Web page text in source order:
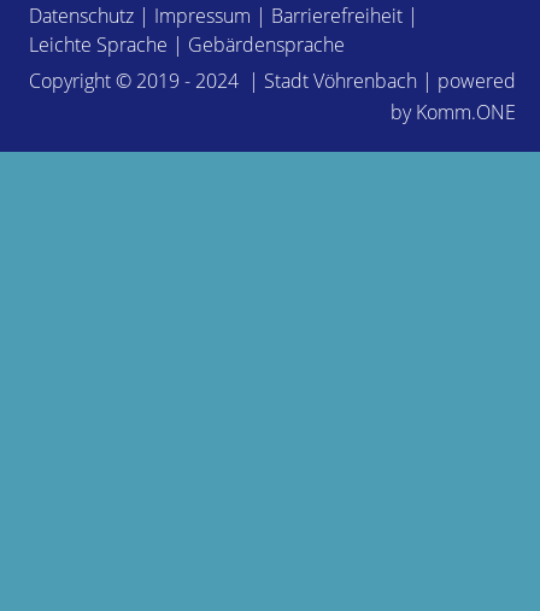
Datenschutz | Impressum | Barrierefreiheit |
Leichte Sprache | Gebärdensprache
Copyright © 2019 - 2024 | Stadt Vöhrenbach | powered
byKomm.ONE